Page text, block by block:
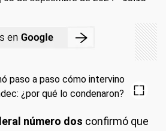
número dos confirmó que